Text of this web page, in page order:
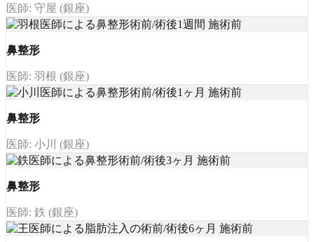
医師: 守屋 (銀座)
鼻整形
医師: 羽根 (銀座)
鼻整形
医師: 小川 (銀座)
鼻整形
医師: 鉄 (銀座)